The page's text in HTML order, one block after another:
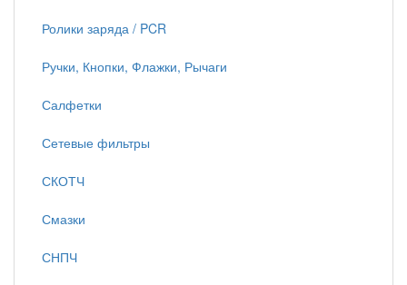
Ролики заряда / PCR
Ручки, Кнопки, Флажки, Рычаги
Салфетки
Сетевые фильтры
СКОТЧ
Смазки
СНПЧ